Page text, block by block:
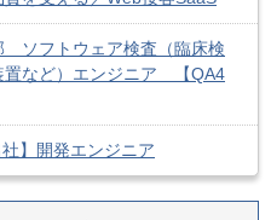
ソフトウェア検査（臨床検
置など）エンジニア 【QA4
】開発エンジニア